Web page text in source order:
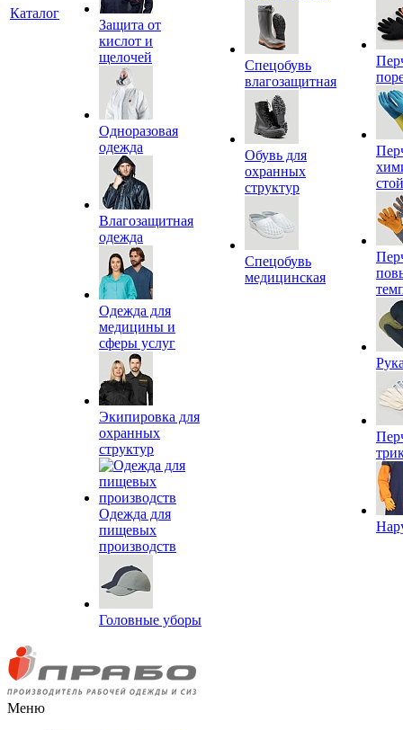
Каталог
Защита от
кислот и
щелочей
Одноразовая
одежда
Влагозащитная
одежда
Одежда для
медицины и
сферы услуг
Экипировка для
охранных
структур
Одежда для
пищевых
производств
Головные уборы
Спецобувь
влагозащитная
Обувь для
охранных
структур
Спецобувь
медицинская
Меню